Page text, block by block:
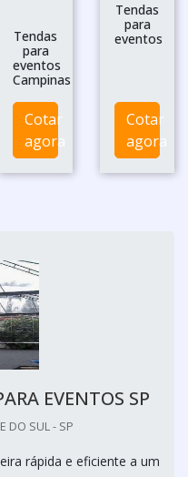
Tendas
para
eventos
Campinas
Cotar
agora
Tendas
para
eventos
Cotar
agora
EVENTOS SP
DO SUL - SP
rápida e eficiente a um